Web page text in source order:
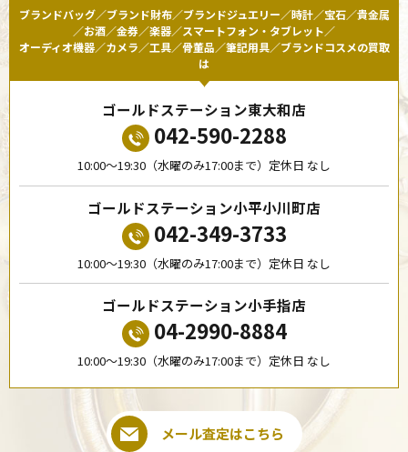
ブランドバッグ／ブランド財布／ブランドジュエリー／時計／宝石／貴金属
／お酒／金券／楽器／スマートフォン・タブレット／
オーディオ機器／カメラ／工具／骨董品／筆記用具／ブランドコスメの買取
は
ゴールドステーション東大和店
042-590-2288
10:00〜19:30（水曜のみ17:00まで）定休日 なし
ゴールドステーション小平小川町店
042-349-3733
10:00〜19:30（水曜のみ17:00まで）定休日 なし
ゴールドステーション小手指店
04-2990-8884
10:00〜19:30（水曜のみ17:00まで）定休日 なし
メール査定はこちら